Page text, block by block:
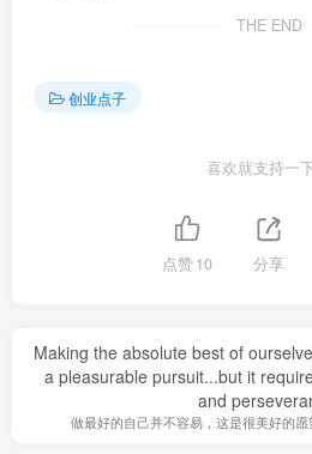
THE END
创业点子
喜欢就支持一
点赞10 分享
Making the absolute best of
a pleasurable pursuit...but it
and
做最好的自己并不容易，这是很美好的